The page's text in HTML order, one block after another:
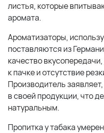
листья, которые
аромата.
Ароматизаторы,
поставляются из
качество
к пачке и отсутствие
Производитель
в своей продукции, что
натуральным.
Пропитка у табака